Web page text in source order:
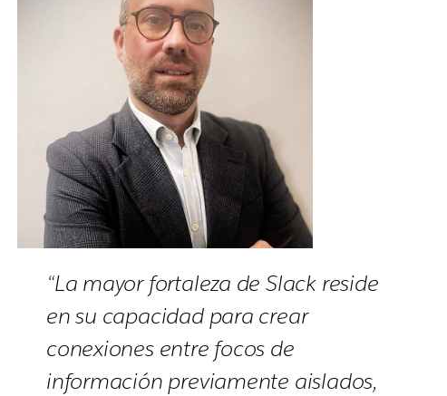
“La mayor fortaleza de Slack reside
en su capacidad para crear
conexiones entre focos de
información previamente aislados,